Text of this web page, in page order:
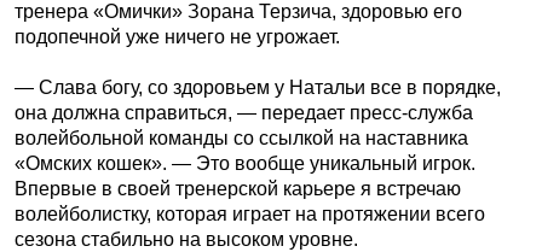
тренера «Омички» Зорана Терзича, здоровью его
подопечной уже ничего не угрожает.
— Слава богу, со здоровьем у Натальи все в порядке,
она должна справиться, — передает пресс-служба
волейбольной команды со ссылкой на наставника
«Омских кошек». — Это вообще уникальный игрок.
Впервые в своей тренерской карьере я встречаю
волейболистку, которая играет на протяжении всего
сезона стабильно на высоком уровне.